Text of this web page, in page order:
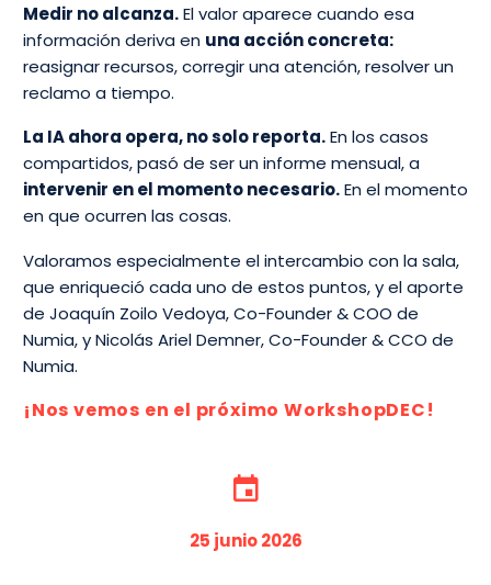
Medir no alcanza.El valor aparece cuando esa
información deriva en una acción concreta:
reasignar recursos, corregir una atención, resolver un
reclamo a tiempo.
La IA ahora opera, no solo reporta.En los casos
compartidos, pasó de ser un informe mensual, a
intervenir en el momento necesario.En el momento
en que ocurren las cosas.
Valoramos especialmente el intercambio con la sala,
que enriqueció cada uno de estos puntos, y el aporte
de Joaquín Zoilo Vedoya, Co-Founder & COO de
Numia, y Nicolás Ariel Demner, Co-Founder & CCO de
Numia.
¡Nos vemos en el próximoWorkshopDEC!
25 junio 2026